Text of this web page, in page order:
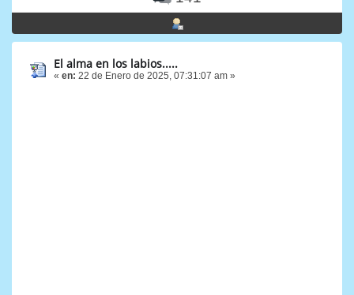
El alma en los labios.....
« en: 22 de Enero de 2025, 07:31:07 am »